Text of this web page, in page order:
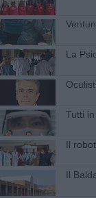
La
Tutti
​Il
Il